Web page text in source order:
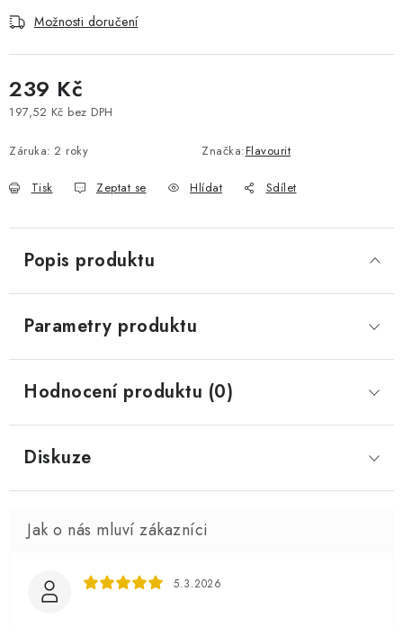
Kontakty
Prodejny
Možnosti doručení
239 Kč
197,52 Kč bez DPH
Záruka: 2 roky Značka:Flavourit
Tisk Zeptat se Hlídat Sdílet
Popis produktu
Parametry produktu
Hodnocení produktu (0)
Diskuze
5.3.2026